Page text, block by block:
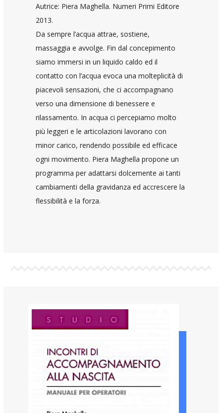
Autrice: Piera Maghella. Numeri Primi Editore
2013.
Da sempre l’acqua attrae, sostiene,
massaggia e avvolge. Fin dal concepimento
siamo immersi in un liquido caldo ed il
contatto con l’acqua evoca una molteplicità di
piacevoli sensazioni, che ci accompagnano
verso una dimensione di benessere e
rilassamento. In acqua ci percepiamo molto
più leggeri e le articolazioni lavorano con
minor carico, rendendo possibile ed efficace
ogni movimento. Piera Maghella propone un
programma per adattarsi dolcemente ai tanti
cambiamenti della gravidanza ed accrescere la
flessibilità e la forza.